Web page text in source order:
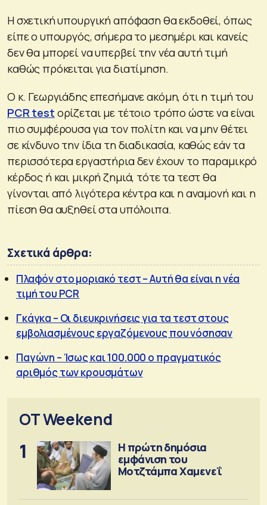
Η σχετική υπουργική απόφαση θα εκδοθεί, όπως
είπε ο υπουργός, σήμερα το μεσημέρι και κανείς
δεν θα μπορεί να υπερβεί την νέα αυτή τιμή
καθώς πρόκειται για διατίμηση.
Ο κ. Γεωργιάδης επεσήμανε ακόμη, ότι η τιμή του
PCR test ορίζεται με τέτοιο τρόπο ώστε να είναι
πιο συμφέρουσα για τον πολίτη και να μην θέτει
σε κίνδυνο την ίδια τη διαδικασία, καθώς εάν τα
περισσότερα εργαστήρια δεν έχουν το παραμικρό
κέρδος ή και μικρή ζημιά, τότε τα τεστ θα
γίνονται από λιγότερα κέντρα και η αναμονή και η
πίεση θα αυξηθεί στα υπόλοιπα.
Σχετικά άρθρα:
Πλαφόν στο μοριακό τεστ – Αυτή θα είναι η νέα
τιμή του PCR
Γκάγκα – Οι διευκρινήσεις για τα τεστ στους
εμβολιασμένους εργαζόμενους που νόσησαν
Παγώνη – Ίσως και 100.000 ο πραγματικός
αριθμός των κρουσμάτων
OT Weekend
1
Η πρώτη δημόσια
εμφάνιση του
Μοτζτάμπα Χαμενεΐ